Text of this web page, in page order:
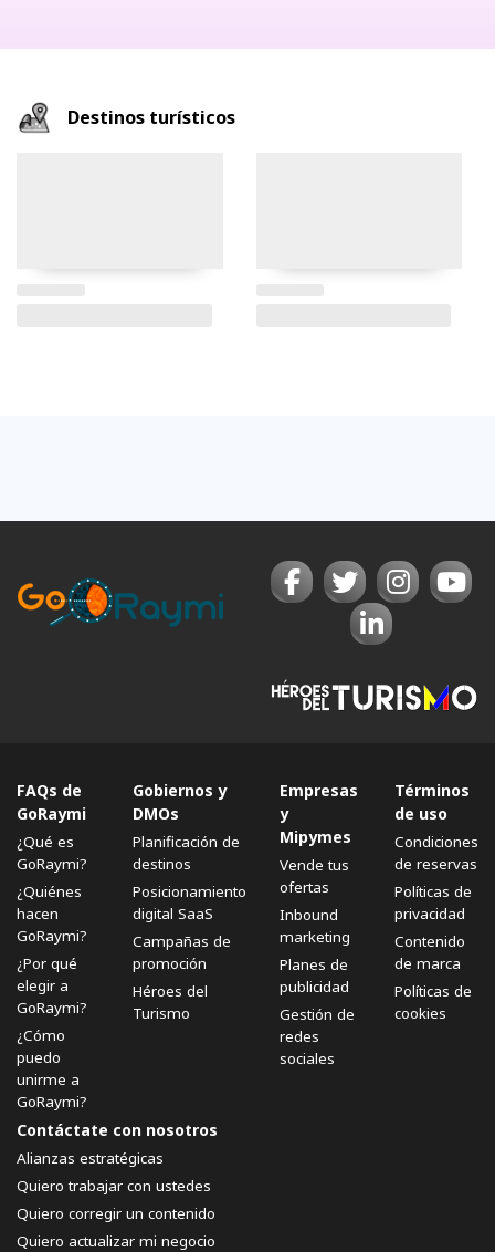
Destinos turísticos
FAQs de
GoRaymi
¿Qué es
GoRaymi?
¿Quiénes
hacen
GoRaymi?
¿Por qué
elegir a
GoRaymi?
¿Cómo
puedo
unirme a
GoRaymi?
Gobiernos y
DMOs
Planificación de
destinos
Posicionamiento
digital SaaS
Campañas de
promoción
Héroes del
Turismo
Empresas
y
Mipymes
Vende tus
ofertas
Inbound
marketing
Planes de
publicidad
Gestión de
redes
sociales
Términos
de uso
Condiciones
de reservas
Políticas de
privacidad
Contenido
de marca
Políticas de
cookies
Contáctate con nosotros
Alianzas estratégicas
Quiero trabajar con ustedes
Quiero corregir un contenido
Quiero actualizar mi negocio